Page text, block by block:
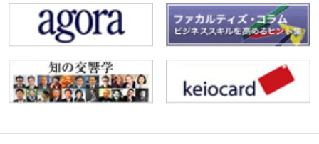
講演アーカイブ
7日間無料体験